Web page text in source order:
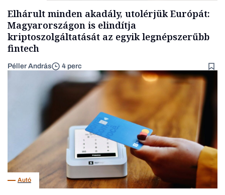
Elhárult minden akadály, utolérjük Európát:
Magyarországon is elindítja
kriptoszolgáltatását az egyik legnépszerűbb
fintech
Péller András 4 perc
Autó